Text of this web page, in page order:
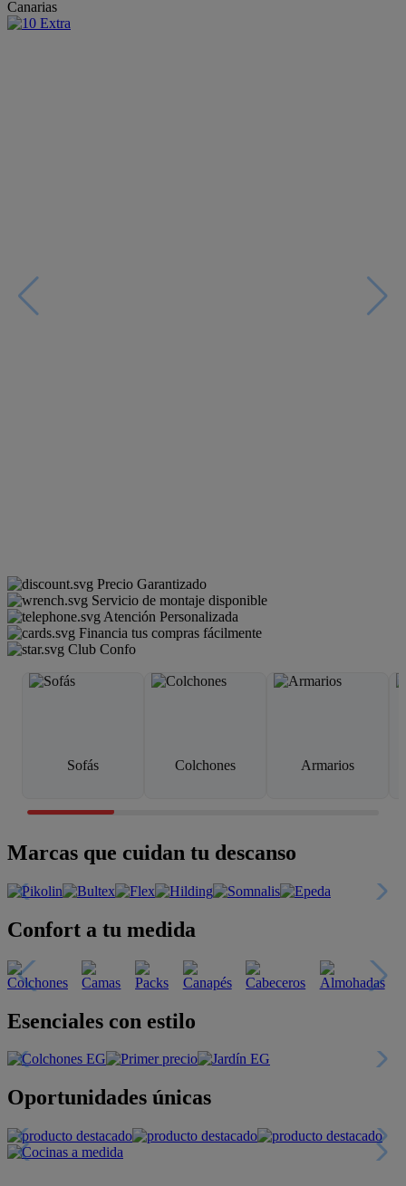
Canarias
Precio Garantizado
Servicio de montaje disponible
Atención Personalizada
Financia tus compras fácilmente
Club Confo
Sofás Colchones Armarios
Marcas que cuidan tu descanso
Confort a tu medida
Esenciales con estilo
Oportunidades únicas